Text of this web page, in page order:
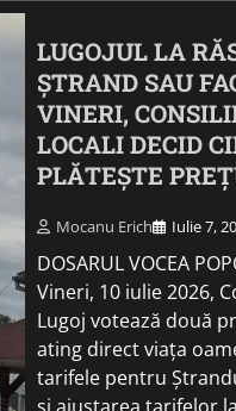
LUGOJUL LA
ȘTRAND SAU
VINERI,
LOCALI DECID
PLĂTEȘTE
Mocanu Erich Iulie 7,
DOSARUL VOCEA
Vineri, 10 iulie 2026,
Lugoj votează două
ating direct viața
tarifele pentru